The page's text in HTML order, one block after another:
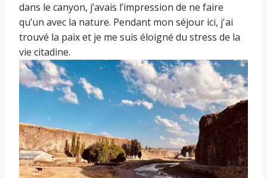
dans le canyon, j’avais l’impression de ne faire
qu’un avec la nature. Pendant mon séjour ici, j'ai
trouvé la paix et je me suis éloigné du stress de la
vie citadine.